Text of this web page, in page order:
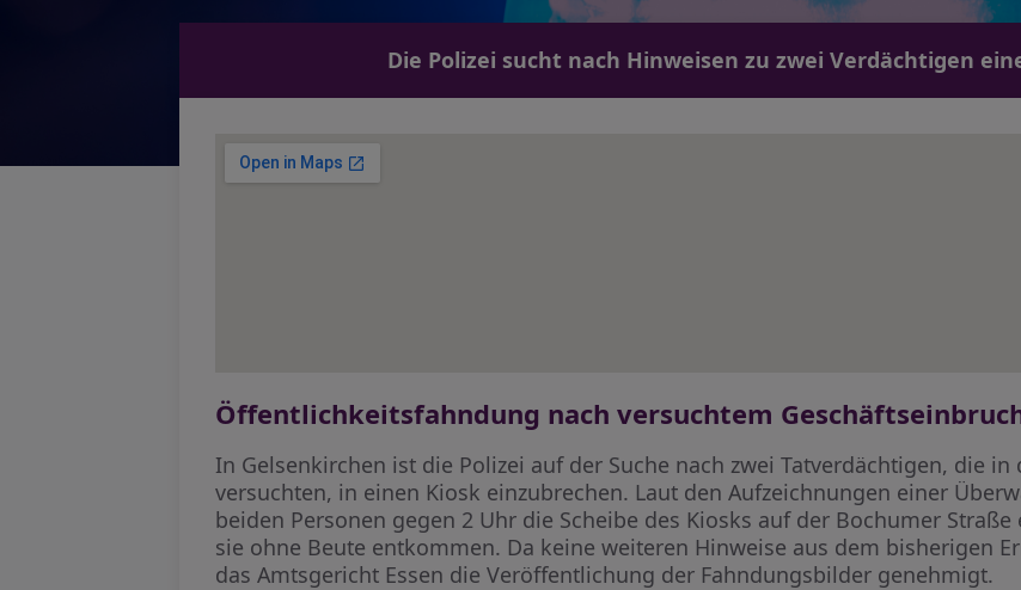
Die Polizei sucht nach Hinweisen zu zwei Verdächtigen
Öffentlichkeitsfahndung nach versuchtem
In Gelsenkirchen ist die Polizei auf der Suche nach zwei Tatverdächtigen, die
versuchten, in einen Kiosk einzubrechen. Laut den Aufzeichnungen einer
beiden Personen gegen 2 Uhr die Scheibe des Kiosks auf der Bochumer
sie ohne Beute entkommen. Da keine weiteren Hinweise aus dem bisherigen
das Amtsgericht Essen die Veröffentlichung der Fahndungsbilder genehmigt.